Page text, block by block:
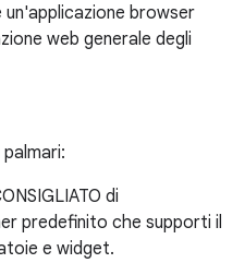
un'applicazione browser
web generale degli
di
predefinito che supporti il
e widget.